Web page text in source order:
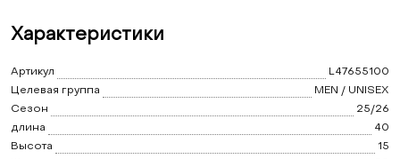
Характеристики
Артикул
L47655100
Целевая группа
MEN / UNISEX
Сезон
25/26
длина
40
Высота
15